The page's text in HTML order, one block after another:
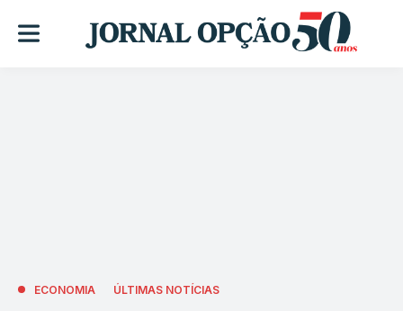
ECONOMIA ÚLTIMAS NOTÍCIAS